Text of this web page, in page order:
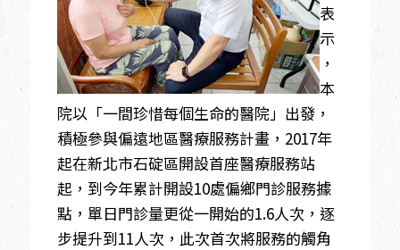
表
示
，
本
院以「一間珍惜每個生命的醫院」出發，
積極參與偏遠地區醫療服務計畫，2017年
起在新北市石碇區開設首座醫療服務站
起，到今年累計開設10處偏鄉門診服務據
點，單日門診量更從一開始的1.6人次，逐
步提升到11人次，此次首次將服務的觸角